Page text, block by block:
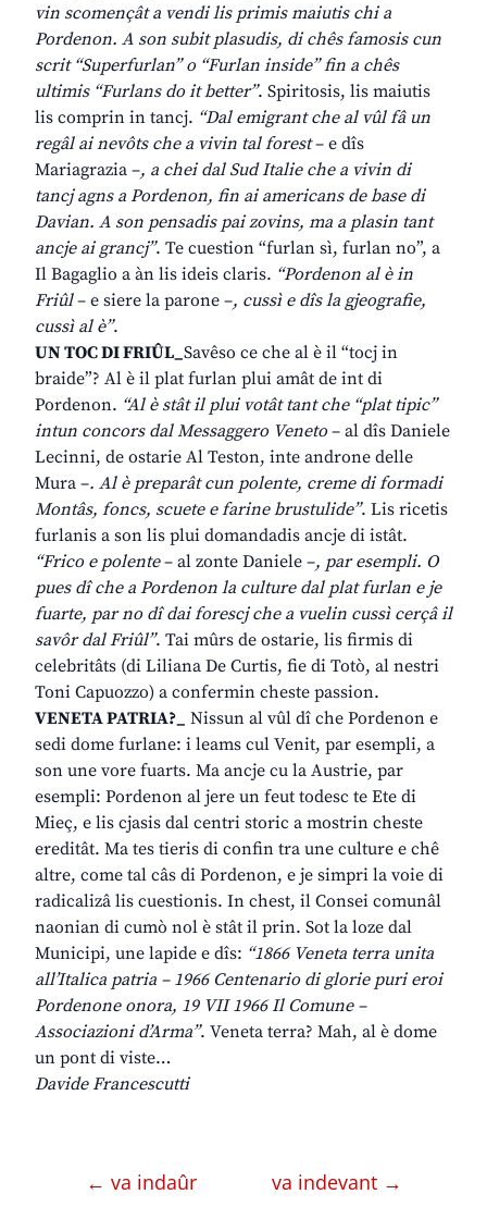
vin scomençât a vendi lis primis maiutis chi a
Pordenon. A son subit plasudis, di chês famosis cun
scrit “Superfurlan” o “Furlan inside” fin a chês
ultimis “Furlans do it better”. Spiritosis, lis maiutis
lis comprin in tancj. “Dal emigrant che al vûl fâ un
regâl ai nevôts che a vivin tal forest– e dîs
Mariagrazia –, a chei dal Sud Italie che a vivin di
tancj agns a Pordenon, fin ai americans de base di
Davian. A son pensadis pai zovins, ma a plasin tant
ancje ai grancj”. Te cuestion “furlan sì, furlan no”, a
Il Bagaglio a àn lis ideis claris. “Pordenon al è in
Friûl– e siere la parone –, cussì e dîs la gjeografie,
cussì al è”.
UN TOC DI FRIÛL_Savêso ce che al è il “tocj in
braide”? Al è il plat furlan plui amât de int di
Pordenon. “Al è stât il plui votât tant che “plat tipic”
intun concors dal Messaggero Veneto– al dîs Daniele
Lecinni, de ostarie Al Teston, inte androne delle
Mura –. Al è preparât cun polente, creme di formadi
Montâs, foncs, scuete e farine brustulide”. Lis ricetis
furlanis a son lis plui domandadis ancje di istât.
“Frico e polente– al zonte Daniele –, par esempli. O
pues dî che a Pordenon la culture dal plat furlan e je
fuarte, par no dî dai forescj che a vuelin cussì cerçâ il
savôr dal Friûl”. Tai mûrs de ostarie, lis firmis di
celebritâts (di Liliana De Curtis, fie di Totò, al nestri
Toni Capuozzo) a confermin cheste passion.
VENETA PATRIA?_ Nissun al vûl dî che Pordenon e
sedi dome furlane: i leams cul Venit, par esempli, a
son une vore fuarts. Ma ancje cu la Austrie, par
esempli: Pordenon al jere un feut todesc te Ete di
Mieç, e lis cjasis dal centri storic a mostrin cheste
ereditât. Ma tes tieris di confin tra une culture e chê
altre, come tal câs di Pordenon, e je simpri la voie di
radicalizâ lis cuestionis. In chest, il Consei comunâl
naonian di cumò nol è stât il prin. Sot la loze dal
Municipi, une lapide e dîs: “1866 Veneta terra unita
all’Italica patria – 1966 Centenario di glorie puri eroi
Pordenone onora, 19 VII 1966 Il Comune –
Associazioni d’Arma”. Veneta terra? Mah, al è dome
un pont di viste…
Davide Francescutti
← va indaûr va indevant →